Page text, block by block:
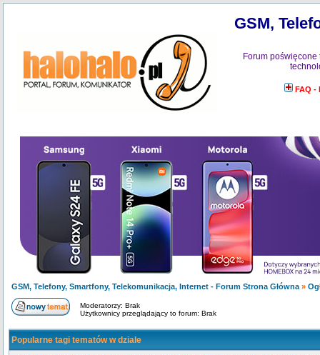
GSM,
Forum
FAQ -
GSM, Telefony, Smartfony, Telekomunikacja, Internet - Forum Strona Główna »
Moderatorzy: Brak
Użytkownicy przeglądający to forum: Brak
Popularne tagi tematów w dziale